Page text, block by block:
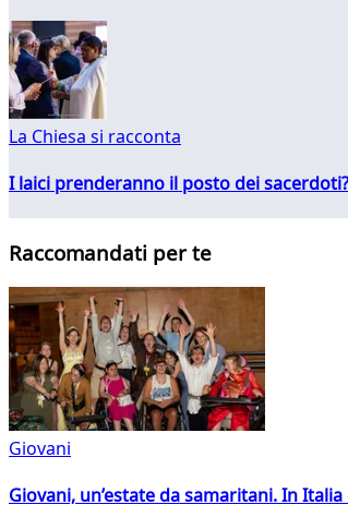
La Chiesa si racconta
I laici prenderanno il posto dei
Raccomandati per te
Giovani
Giovani, un’estate da samaritani. In